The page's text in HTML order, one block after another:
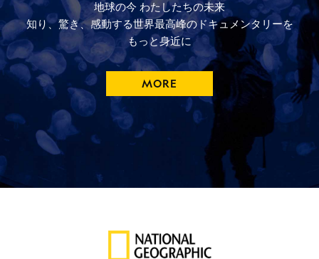
地球の今 わたしたちの未来
知り、驚き、感動する世界最高峰のドキュメンタリーを
もっと身近に
MORE